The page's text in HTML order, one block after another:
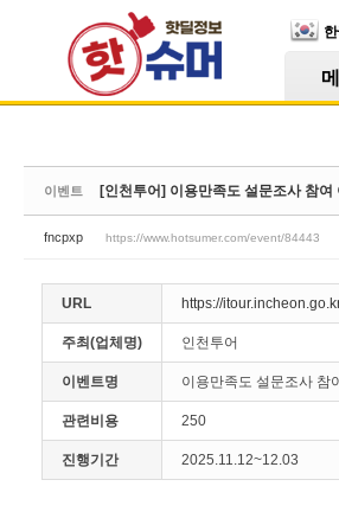
이벤트 [인천투어] 이용만족도 설문조사 참
fncpxp https://www.hotsumer.com/event/84443
URL https://
주최(업체명) 인천투어
이벤트명 이용만족도 설문조사 참
관련비용 250
진행기간 2025.11.12~12.03
스케치북5
스케치북5